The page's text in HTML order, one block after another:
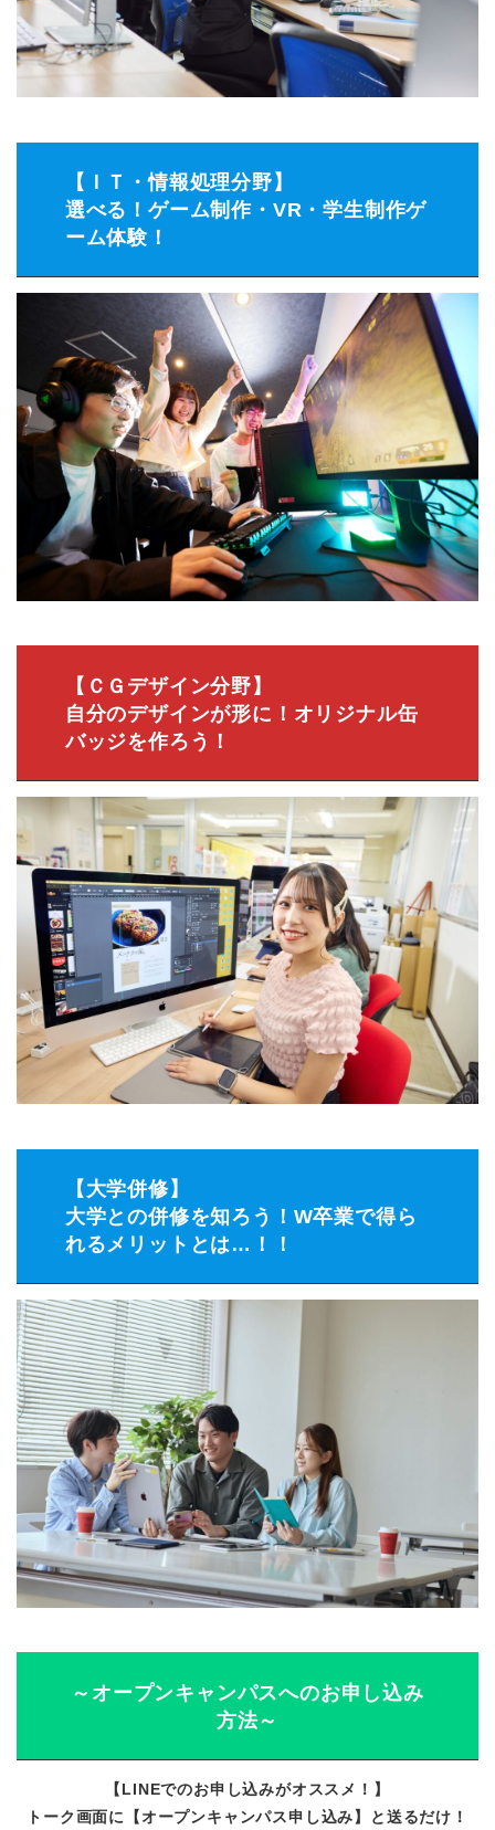
【ＩＴ・情報処理分野】
選べる！ゲーム制作・VR・学生制作ゲ
ーム体験！
【ＣＧデザイン分野】
自分のデザインが形に！オリジナル缶
バッジを作ろう！
【大学併修】
大学との併修を知ろう！W卒業で得ら
れるメリットとは…！！
～オープンキャンパスへのお申し込み
方法～
【LINEでのお申し込みがオススメ！】
トーク画面に【オープンキャンパス申し込み】と送るだけ！